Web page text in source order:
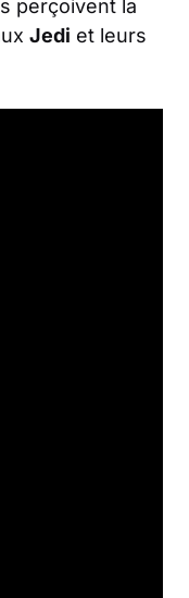
perçoivent la
Jedi et leurs